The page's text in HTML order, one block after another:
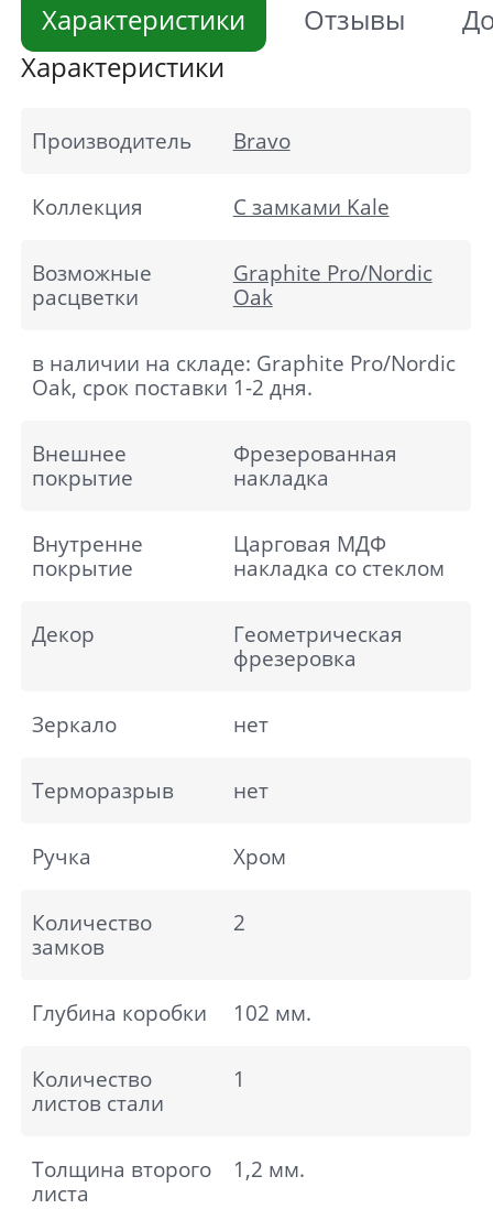
Характеристики Отзывы
Характеристики
Производитель Bravo
Коллекция С замками Kale
Возможные
расцветки
Graphite Pro/Nordic
Oak
в наличии на складе: Graphite Pro/Nordic
Oak, срок поставки 1-2 дня.
Внешнее
покрытие
Фрезерованная
накладка
Внутренне
покрытие
Царговая МДФ
накладка со стеклом
Декор
Геометрическая
фрезеровка
Зеркало нет
Терморазрыв нет
Ручка Хром
Количество
замков
2
Глубина коробки 102 мм.
Количество
листов стали
1
Толщина второго
листа
1,2 мм.